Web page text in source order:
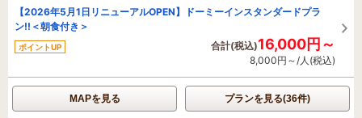
【2026年5月1日リニューアルOPEN】ドーミーインスタンダードプラ
ン!!＜朝食付き＞
ポイントUP 合計(税込)16,000円～
8,000円～/人(税込)
MAPを見る プランを見る(36件)